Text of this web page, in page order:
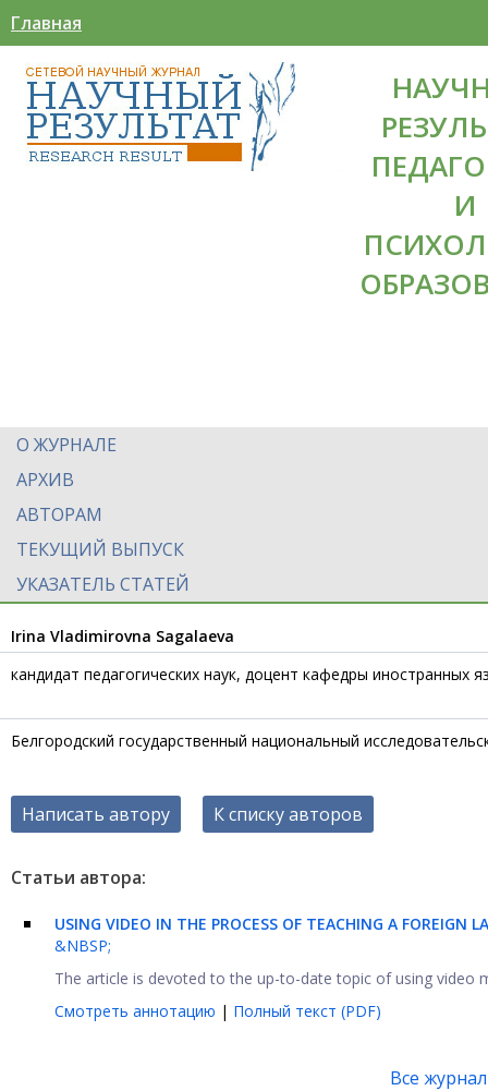
Главная
И
О ЖУРНАЛЕ
АРХИВ
АВТОРАМ
ТЕКУЩИЙ ВЫПУСК
УКАЗАТЕЛЬ СТАТЕЙ
Irina Vladimirovna Sagalaeva
кандидат педагогических наук, доцент кафедры иностранных
Белгородский государственный национальный
Написать автору К списку авторов
Статьи автора:
USING VIDEO IN THE PROCESS OF TEACHING A FOREIGN
&NBSP;
The article is devoted to the up-to-date topic of using video
Смотреть аннотацию | Полный текст (PDF)
Все